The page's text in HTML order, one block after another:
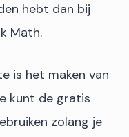
hebt dan bij
Math.
is het maken van
kunt de gratis
zolang je